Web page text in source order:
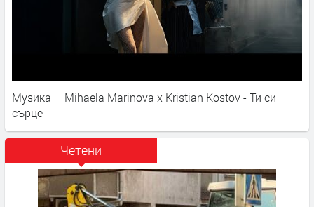
Музика – Mihaela Marinova x Kristian Kostov - Ти си
сърце
Четени